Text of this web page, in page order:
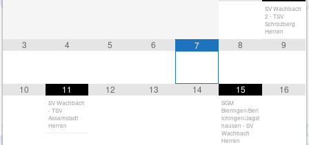
SV Wachbach
2 - TSV
Schrozberg
Herren
3 4 5 6 7 8 9
10 11
SV Wachbach
- TSV
Assamstadt
Herren
12 13 14 15
SGM
Bieringen/Berl
ichingen/Jagst
hausen - SV
Wachbach
Herren
16